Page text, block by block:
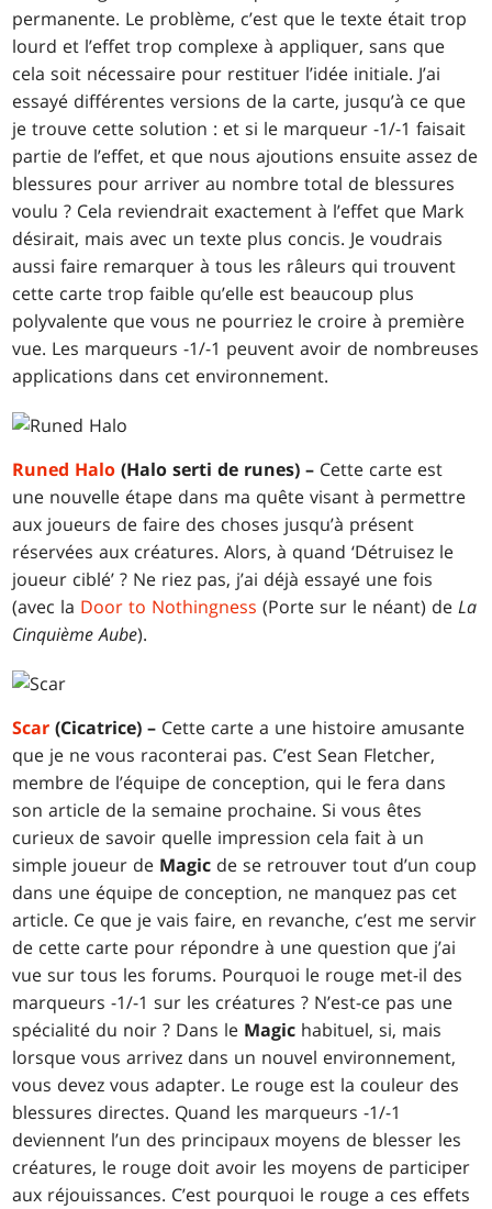
permanente. Le problème, c’est que le texte était trop
lourd et l’effet trop complexe à appliquer, sans que
cela soit nécessaire pour restituer l’idée initiale. J’ai
essayé différentes versions de la carte, jusqu’à ce que
je trouve cette solution : et si le marqueur -1/-1 faisait
partie de l’effet, et que nous ajoutions ensuite assez de
blessures pour arriver au nombre total de blessures
voulu ? Cela reviendrait exactement à l’effet que Mark
désirait, mais avec un texte plus concis. Je voudrais
aussi faire remarquer à tous les râleurs qui trouvent
cette carte trop faible qu’elle est beaucoup plus
polyvalente que vous ne pourriez le croire à première
vue. Les marqueurs -1/-1 peuvent avoir de nombreuses
applications dans cet environnement.
Runed Halo (Halo serti de runes) – Cette carte est
une nouvelle étape dans ma quête visant à permettre
aux joueurs de faire des choses jusqu’à présent
réservées aux créatures. Alors, à quand ‘Détruisez le
joueur ciblé’ ? Ne riez pas, j’ai déjà essayé une fois
(avec la Door to Nothingness (Porte sur le néant) deLa
Cinquième Aube).
Scar (Cicatrice) – Cette carte a une histoire amusante
que je ne vous raconterai pas. C’est Sean Fletcher,
membre de l’équipe de conception, qui le fera dans
son article de la semaine prochaine. Si vous êtes
curieux de savoir quelle impression cela fait à un
simple joueur de Magic de se retrouver tout d’un coup
dans une équipe de conception, ne manquez pas cet
article. Ce que je vais faire, en revanche, c’est me servir
de cette carte pour répondre à une question que j’ai
vue sur tous les forums. Pourquoi le rouge met-il des
marqueurs -1/-1 sur les créatures ? N’est-ce pas une
spécialité du noir ? Dans le Magic habituel, si, mais
lorsque vous arrivez dans un nouvel environnement,
vous devez vous adapter. Le rouge est la couleur des
blessures directes. Quand les marqueurs -1/-1
deviennent l’un des principaux moyens de blesser les
créatures, le rouge doit avoir les moyens de participer
aux réjouissances. C’est pourquoi le rouge a ces effets